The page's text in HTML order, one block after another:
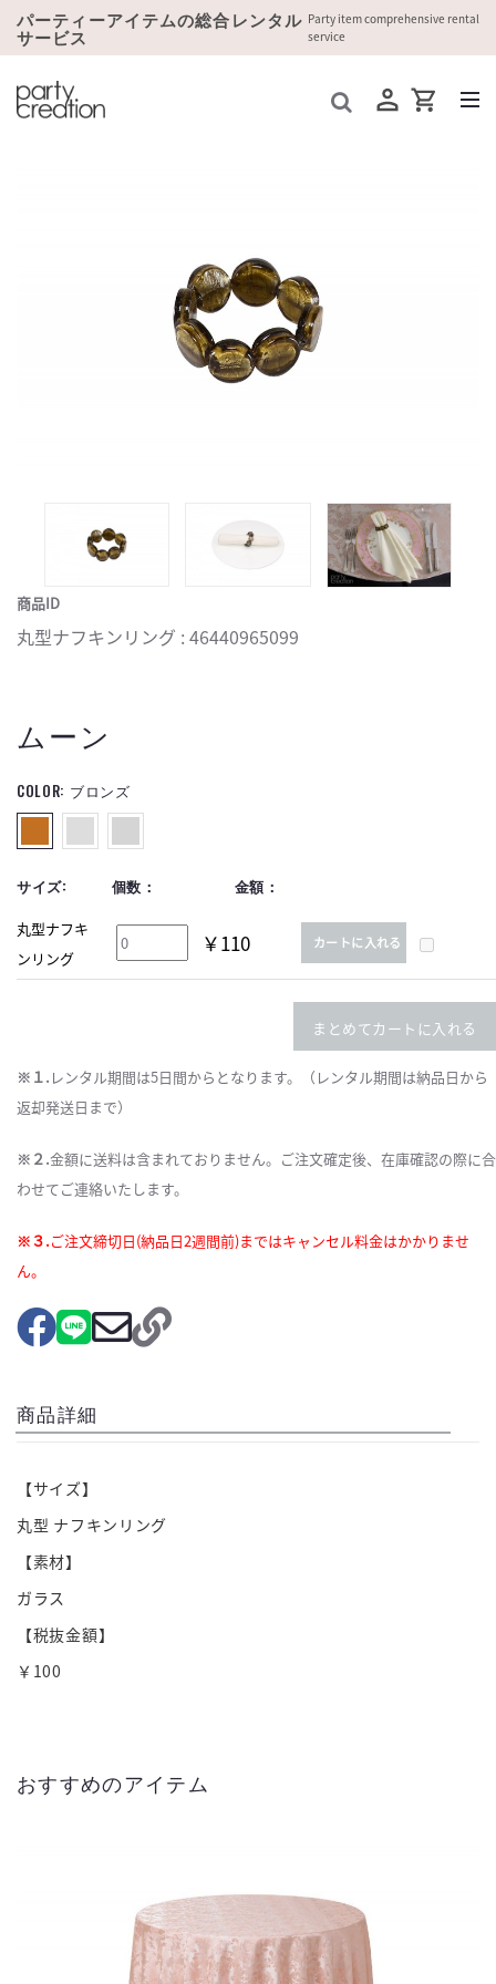
パーティーアイテムの総合レンタル
サービス
Party item comprehensive rental
service
商品ID
丸型ナフキンリング : 46440965099
ムーン
COLOR: ブロンズ
サイズ: 個数： 金額：
丸型ナフキ
ンリング
￥110 カートに入れる
まとめてカートに入れる
※１. レンタル期間は5日間からとなります。（レンタル期間は納品日から
返却発送日まで）
※２.金額に送料は含まれておりません。ご注文確定後、在庫確認の際に合
わせてご連絡いたします。
※３.ご注文締切日(納品日2週間前)まではキャンセル料金はかかりませ
ん。
商品詳細
【サイズ】
丸型 ナフキンリング
【素材】
ガラス
【税抜金額】
￥100
おすすめのアイテム